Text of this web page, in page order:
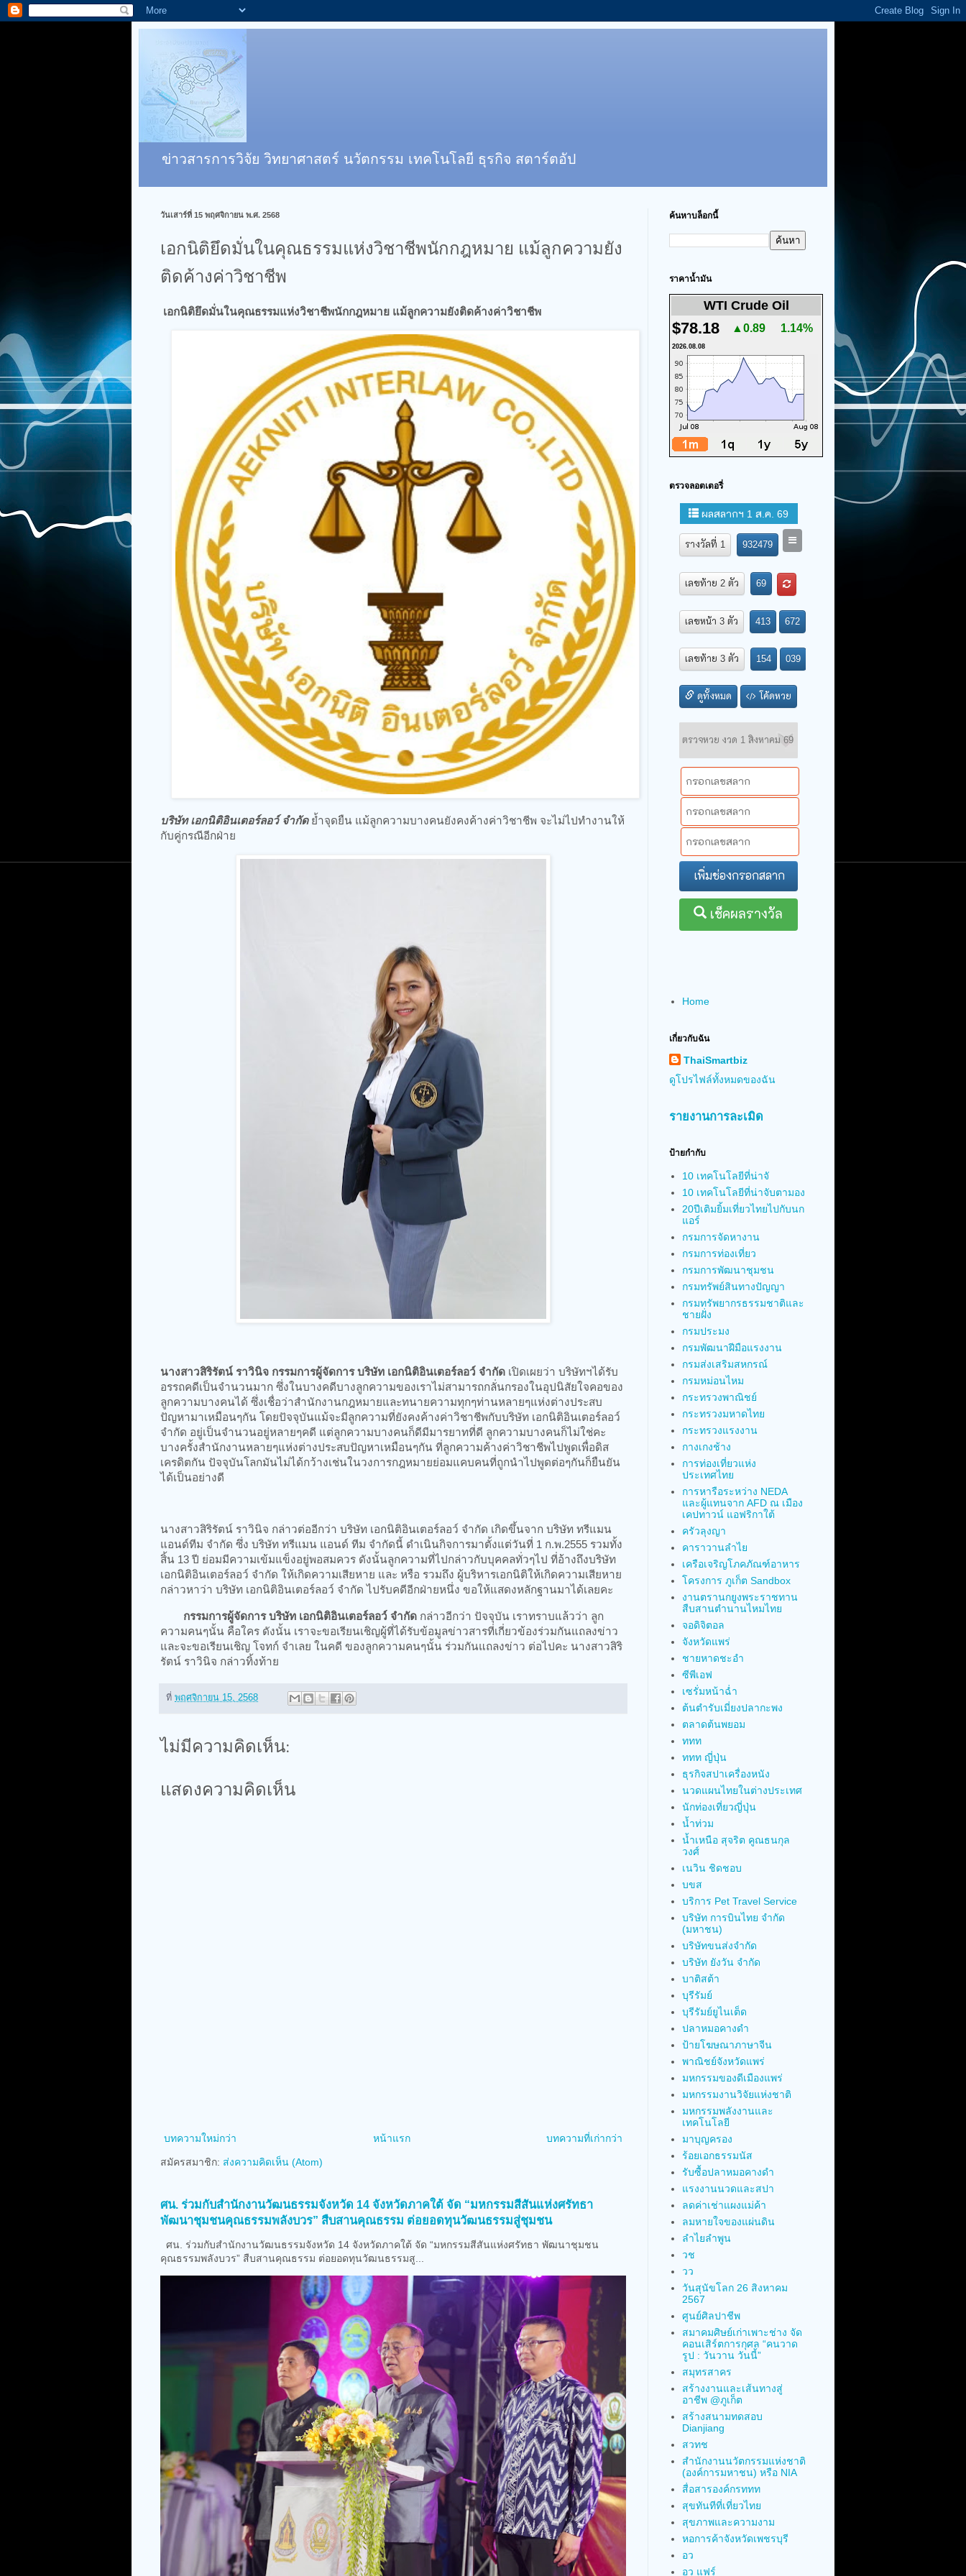
ข่าวสารการวิจัย วิทยาศาสตร์ นวัตกรรม เทคโนโลยี ธุรกิจ สตาร์ตอัป
วันเสาร์ที่ 15 พฤศจิกายน พ.ศ. 2568
เอกนิติยึดมั่นในคุณธรรมแห่งวิชาชีพนักกฎหมาย แม้ลูกความยัง
ติดค้างค่าวิชาชีพ
เอกนิติยึดมั่นในคุณธรรมแห่งวิชาชีพนักกฎหมาย แม้ลูกความยังติดค้างค่าวิชาชีพ
บริษัท เอกนิติอินเตอร์ลอว์ จำกัดย้ำจุดยืน แม้ลูกความบางคนยังคงค้างค่าวิชาชีพ จะไม่ไปทำงานให้
กับคู่กรณีอีกฝ่าย
นางสาวสิริรัตน์ ราวินิจ กรรมการผู้จัดการ บริษัท เอกนิติอินเตอร์ลอว์ จำกัด เปิดเผยว่า บริษัทฯได้รับ
อรรถคดีเป็นจำนวนมาก ซึ่งในบางคดีบางลูกความของเราไม่สามารถกลั่นกรองในอุปนิสัยใจคอของ
ลูกความบางคนได้ ซึ่งเชื่อว่าสำนักงานกฎหมายและทนายความทุกๆท่านหลายๆแห่งต่างประสบ
ปัญหามาเหมือนๆกัน โดยปัจจุบันแม้จะมีลูกความที่ยังคงค้างค่าวิชาชีพกับบริษัท เอกนิติอินเตอร์ลอว์
จำกัด อยู่เป็นจำนวนอยู่หลายๆคดี แต่ลูกความบางคนก็ดีมีมารยาทที่ดี ลูกความบางคนก็ไม่ใช่คะ
บางครั้งสำนักงานหลายๆแห่งต่างประสบปัญหาเหมือนๆกัน ที่ลูกความค้างค่าวิชาชีพไปพูดเพื่อดิส
เครดิตกัน ปัจจุบันโลกมันไม่ได้กว้างเช่นในวงการกฎหมายย่อมแคบคนที่ถูกนำไปพูดต่อๆกันก็ยืนยัน
ได้เป็นอย่างดี
นางสาวสิริรัตน์ ราวินิจ กล่าวต่ออีกว่า บริษัท เอกนิติอินเตอร์ลอว์ จำกัด เกิดขึ้นจาก บริษัท ทรีแมน
แอนด์ทีม จำกัด ซึ่ง บริษัท ทรีแมน แอนด์ ทีม จำกัดนี้ ดำเนินกิจการมาตั้งแต่วันที่ 1 ก.พ.2555 รวมทั้ง
สิ้น 13 ปี ย่อมมีความเข้มแข็งอยู่พอสมควร ดังนั้นลูกความที่ไปกล่าวกับบุคคลทั่วๆไป ที่อ้างถึงบริษัท
เอกนิติอินเตอร์ลอว์ จำกัด ให้เกิดความเสียหาย และ หรือ รวมถึง ผู้บริหารเอกนิติให้เกิดความเสียหาย
กล่าวหาว่า บริษัท เอกนิติอินเตอร์ลอว์ จำกัด ไปรับคดีอีกฝ่ายหนึ่ง ขอให้แสดงหลักฐานมาได้เลยคะ
กรรมการผู้จัดการ บริษัท เอกนิติอินเตอร์ลอว์ จำกัด กล่าวอีกว่า ปัจจุบัน เราทราบแล้วว่า ลูก
ความคนๆนั้น คือใคร ดังนั้น เราจะขอเรียนเชิญผู้ที่ได้รับข้อมูลข่าวสารที่เกี่ยวข้องร่วมกันแถลงข่าว
และจะขอเรียนเชิญ โจทก์ จำเลย ในคดี ของลูกความคนๆนั้น ร่วมกันแถลงข่าว ต่อไปคะ นางสาวสิริ
รัตน์ ราวินิจ กล่าวทิ้งท้าย
ที่ พฤศจิกายน 15, 2568
ไม่มีความคิดเห็น:
แสดงความคิดเห็น
บทความใหม่กว่า บทความที่เก่ากว่า
หน้าแรก
สมัครสมาชิก: ส่งความคิดเห็น (Atom)
ศน. ร่วมกับสำนักงานวัฒนธรรมจังหวัด 14 จังหวัดภาคใต้ จัด “มหกรรมสีสันแห่งศรัทธา
พัฒนาชุมชนคุณธรรมพลังบวร” สืบสานคุณธรรม ต่อยอดทุนวัฒนธรรมสู่ชุมชน
ศน. ร่วมกับสำนักงานวัฒนธรรมจังหวัด 14 จังหวัดภาคใต้ จัด “มหกรรมสีสันแห่งศรัทธา พัฒนาชุมชน
คุณธรรมพลังบวร” สืบสานคุณธรรม ต่อยอดทุนวัฒนธรรมสู...
ค้นหาบล็อกนี้
ราคาน้ำมัน
WTI Crude Oil
$78.18 ▲0.89 1.14%
2026.08.08
ตรวจลอตเตอรี่
Home
เกี่ยวกับฉัน
ThaiSmartbiz
ดูโปรไฟล์ทั้งหมดของฉัน
รายงานการละเมิด
ป้ายกำกับ
10 เทคโนโลยีที่น่าจั
10 เทคโนโลยีที่น่าจับตามอง
20ปีเติมยิ้มเที่ยวไทยไปกับนก
แอร์
กรมการจัดหางาน
กรมการท่องเที่ยว
กรมการพัฒนาชุมชน
กรมทรัพย์สินทางปัญญา
กรมทรัพยากรธรรมชาติและ
ชายฝั่ง
กรมประมง
กรมพัฒนาฝีมือแรงงาน
กรมส่งเสริมสหกรณ์
กรมหม่อนไหม
กระทรวงพาณิชย์
กระทรวงมหาดไทย
กระทรวงแรงงาน
กางเกงช้าง
การท่องเที่ยวแห่ง
ประเทศไทย
การหารือระหว่าง NEDA
และผู้แทนจาก AFD ณ เมือง
เคปทาวน์ แอฟริกาใต้
ครัวลุงญา
คาราวานลำไย
เครือเจริญโภคภัณฑ์อาหาร
โครงการ ภูเก็ต Sandbox
งานตรานกยูงพระราชทาน
สืบสานตำนานไหมไทย
จอดิจิตอล
จังหวัดแพร่
ชายหาดชะอำ
ซีพีเอฟ
เซรั่มหน้าฉ่ำ
ต้นตำรับเมี่ยงปลากะพง
ตลาดต้นพยอม
ททท
ททท ญี่ปุ่น
ธุรกิจสปาเครื่องหนัง
นวดแผนไทยในต่างประเทศ
นักท่องเที่ยวญี่ปุ่น
น้ำท่วม
น้ำเหนือ สุจริต คูณธนกุล
วงศ์
เนวิน ชิดชอบ
บขส
บริการ Pet Travel Service
บริษัท การบินไทย จำกัด
(มหาชน)
บริษัทขนส่งจำกัด
บริษัท ยังวัน จำกัด
บาติสต้า
บุรีรัมย์
บุรีรัมย์ยูไนเต็ด
ปลาหมอคางดำ
ป้ายโฆษณาภาษาจีน
พาณิชย์จังหวัดแพร่
มหกรรมของดีเมืองแพร่
มหกรรมงานวิจัยแห่งชาติ
มหกรรมพลังงานและ
เทคโนโลยี
มาบุญครอง
ร้อยเอกธรรมนัส
รับซื้อปลาหมอคางดำ
แรงงานนวดและสปา
ลดค่าเช่าแผงแม่ค้า
ลมหายใจของแผ่นดิน
ลำไยลำพูน
วช
วว
วันสุนัขโลก 26 สิงหาคม
2567
ศูนย์ศิลปาชีพ
สมาคมศิษย์เก่าเพาะช่าง จัด
คอนเสิร์ตการกุศล “คนวาด
รูป : วันวาน วันนี้”
สมุทรสาคร
สร้างงานและเส้นทางสู่
อาชีพ @ภูเก็ต
สร้างสนามทดสอบ
Dianjiang
สวทช
สำนักงานนวัตกรรมแห่งชาติ
(องค์การมหาชน) หรือ NIA
สื่อสารองค์กรททท
สุขทันทีที่เที่ยวไทย
สุขภาพและความงาม
หอการค้าจังหวัดเพชรบุรี
อว
อว แฟร์